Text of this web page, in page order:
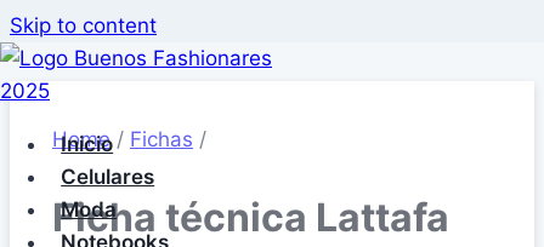
Skip to content
Inicio
Celulares
Moda
Notebooks
Home / Fichas /
Ficha técnica Lattafa